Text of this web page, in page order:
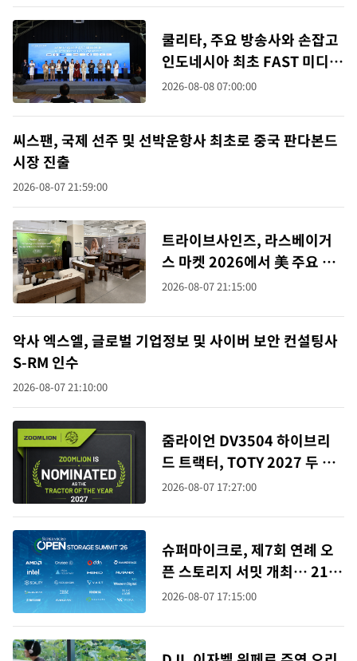
쿨리타, 주요 방송사와 손잡고
인도네시아 최초 FAST 미디어
얼라이언스 출범
2026-08-08 07:00:00
씨스팬, 국제 선주 및 선박운항사 최초로 중국 판다본드
시장 진출
2026-08-07 21:59:00
트라이브사인즈, 라스베이거
스 마켓 2026에서 美 주요 홈
리테일러들과 협력 확대
2026-08-07 21:15:00
악사 엑스엘, 글로벌 기업정보 및 사이버 보안 컨설팅사
S-RM 인수
2026-08-07 21:10:00
줌라이언 DV3504 하이브리
드 트랙터, TOTY 2027 두 부
문 최종 후보 선정…중국 고마
2026-08-07 17:27:00
슈퍼마이크로, 제7회 연례 오
픈 스토리지 서밋 개최… 21개
생태계 파트너와 함께 대규모
2026-08-07 17:15:00